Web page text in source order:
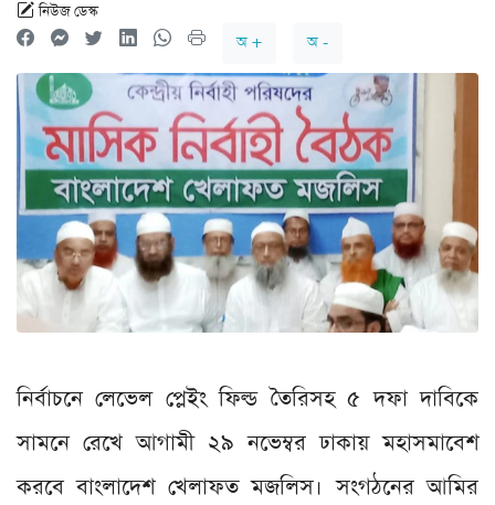
নিউজ ডেস্ক
অ +
অ -
নির্বাচনে লেভেল প্লেইং ফিল্ড তৈরিসহ ৫ দফা দাবিকে
সামনে রেখে আগামী ২৯ নভেম্বর ঢাকায় মহাসমাবেশ
করবে বাংলাদেশ খেলাফত মজলিস। সংগঠনের আমির